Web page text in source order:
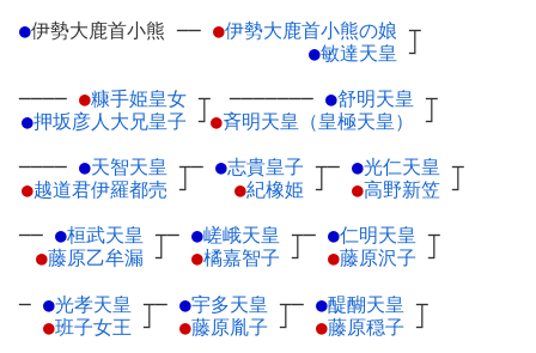
●伊勢大鹿首小熊 ── ●伊勢大鹿首小熊の娘 ┬
●敏達天皇 ┘
──── ●糠手姫皇女 ┬
●押坂彦人大兄皇子 ┘
─────── ●舒明天皇 ┬
●斉明天皇（皇極天皇） ┘
──── ●天智天皇 ┬
●越道君伊羅都売 ┘
─ ●志貴皇子 ┬
●紀橡姫 ┘
─ ●光仁天皇 ┬
●高野新笠 ┘
── ●桓武天皇 ┬
●藤原乙牟漏 ┘
─ ●嵯峨天皇 ┬
●橘嘉智子 ┘
─ ●仁明天皇 ┬
●藤原沢子 ┘
─ ●光孝天皇 ┬
●班子女王 ┘
─ ●宇多天皇 ┬
●藤原胤子 ┘
─ ●醍醐天皇 ┬
●藤原穏子 ┘